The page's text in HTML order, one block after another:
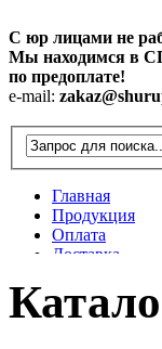
С юр лицами не
Мы находимся в
по предоплате!
e-mail:
Главная
Продукция
Оплата
Доставка
Статьи